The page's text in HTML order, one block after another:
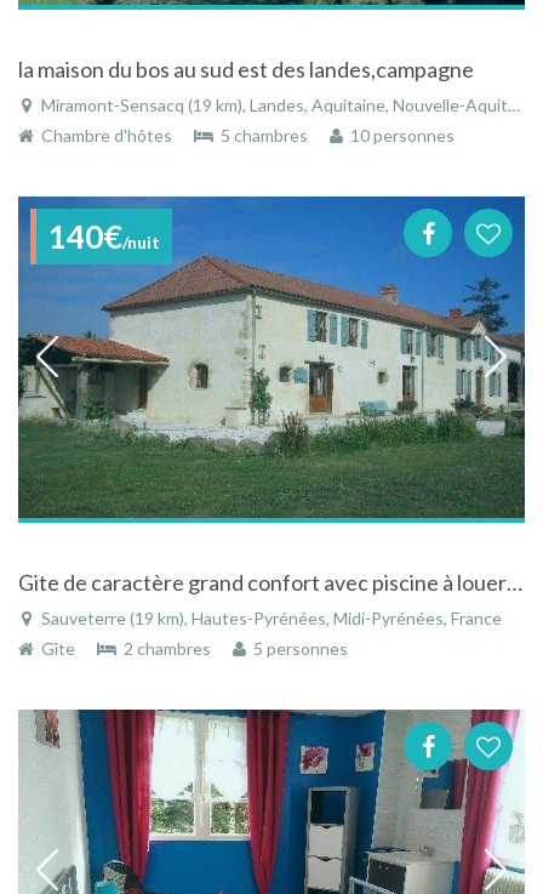
la maison du bos au sud est des landes,campagne
Miramont-Sensacq (19 km), Landes, Aquitaine, Nouvelle-Aquitaine, France
Chambre d'hôtes
5 chambres 10 personnes
140€/nuit
Gite de caractère grand confort avec piscine à louer à Sauveterre
Sauveterre (19 km), Hautes-Pyrénées, Midi-Pyrénées, France
Gîte
2 chambres 5 personnes